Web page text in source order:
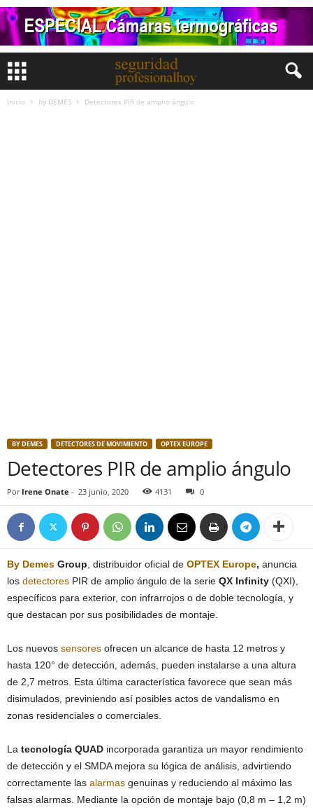
Inicio by DEMES Detectores PIR de amplio ángulo
BY DEMES DETECTORES DE MOVIMIENTO OPTEX EUROPE
Detectores PIR de amplio ángulo
Por Irene Onate - 23 junio, 2020 4131 0
By Demes Group , distribuidor oficial de OPTEX Europe, anuncia
los detectores PIR de amplio ángulo de la serie QX Infinity (QXI),
específicos para exterior, con infrarrojos o de doble tecnología, y
que destacan por sus posibilidades de montaje.
Los nuevos sensores ofrecen un alcance de hasta 12 metros y
hasta 120° de detección, además, pueden instalarse a una altura
de 2,7 metros. Esta última característica favorece que sean más
disimulados, previniendo así posibles actos de vandalismo en
zonas residenciales o comerciales.
La tecnología QUAD incorporada garantiza un mayor rendimiento
de detección y el SMDA mejora su lógica de análisis, advirtiendo
correctamente las alarmas genuinas y reduciendo al máximo las
falsas alarmas. Mediante la opción de montaje bajo (0,8 m – 1,2 m)